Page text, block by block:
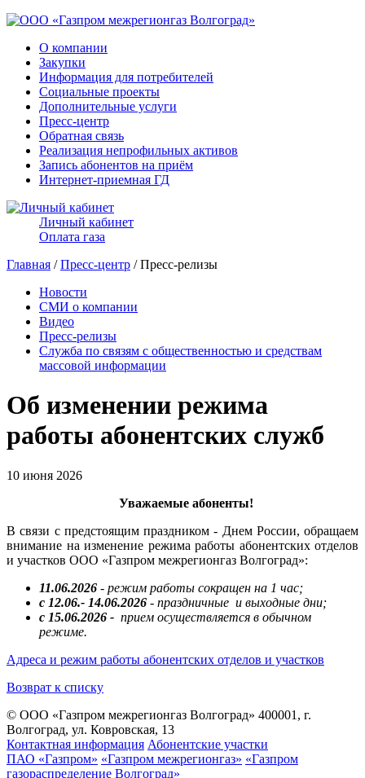
О компании
Закупки
Информация для потребителей
Социальные проекты
Дополнительные услуги
Пресс-центр
Обратная связь
Реализация непрофильных активов
Запись абонентов на приём
Интернет-приемная ГД
Личный кабинет
Оплата газа
Главная /Пресс-центр / Пресс-релизы
Новости
СМИ о компании
Видео
Пресс-релизы
Служба по связям с общественностью и средствам
массовой информации
Об изменении режима
работы абонентских служб
10 июня 2026
Уважаемые абоненты!
В связи с предстоящим праздником - Днем России, обращаем
внимание на изменение режима работы абонентских отделов
и участков ООО «Газпром межрегионгаз Волгоград»:
11.06.2026 - режим работы сокращен на 1 час;
с 12.06.- 14.06.2026 - праздничные и выходные дни;
с 15.06.2026 - прием осуществляется в обычном
режиме.
Адреса и режим работы абонентских отделов и участков
Возврат к списку
© ООО «Газпром межрегионгаз Волгоград» 400001, г.
Волгоград, ул. Ковровская, 13
Контактная информация Абонентские участки
ПАО «Газпром» «Газпром межрегионгаз» «Газпром
газораспределение Волгоград»